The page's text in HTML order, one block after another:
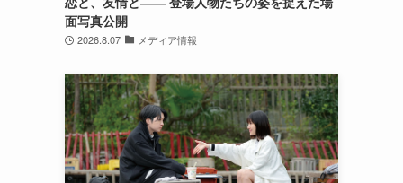
面写真公開
2026.8.07 メディア情報